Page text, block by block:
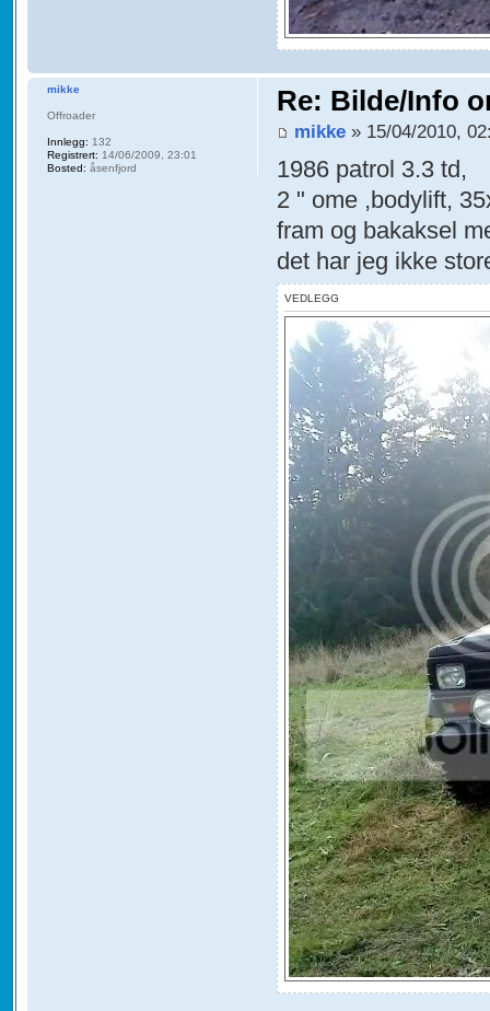
Re: Bilde/Info
mikke » 15/04/2010,
1986 patrol 3.3 td,
2 " ome ,bodylift,
fram og bakaksel
det har jeg ikke
VEDLEGG
mikke
Offroader
Innlegg: 132
Registrert: 14/06/2009, 23:01
Bosted: åsenfjord